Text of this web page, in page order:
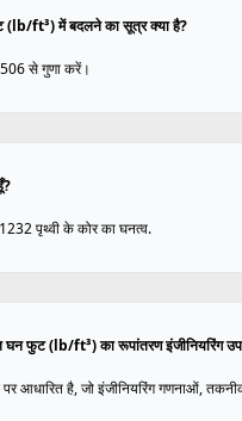
(lb/ft³) में बदलने का सूत्र क्या है?
से गुणा करें।
पृथ्वी के कोर का घनत्व.
घन फुट (lb/ft³) का रूपांतरण इंजीनियरिंग
आधारित है, जो इंजीनियरिंग गणनाओं,